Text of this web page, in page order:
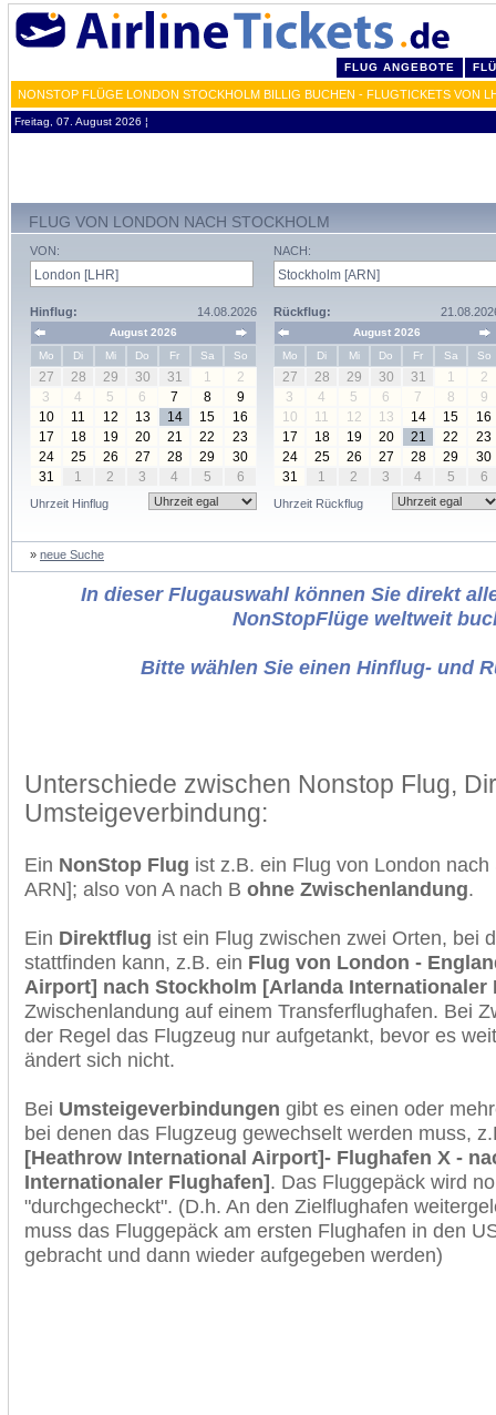
FLUG ANGEBOTE
NONSTOP FLÜGE LONDON STOCKHOLM BILLIG BUCHEN - FLUGTICKETS VON
Freitag, 07. August 2026 ¦
FLUG VON LONDON NACH STOCKHOLM
VON:
Hinflug: 14.08.2026
August 2026
Mo
Di Mi Do Fr Sa So
27 28 29 30 31 1
2
3
4 5 6 7 8
9
10
11 12 13 14 15
16
17
18 19 20 21 22
23
24
25 26 27 28 29
30
31
1 2 3 4 5 6
Uhrzeit Hinflug
NACH:
Rückflug:
August 2026
Mo
Di Mi Do Fr Sa So
27 28 29 30 31 1
2
3
4 5 6 7 8
9
10
11 12 13 14 15
16
17
18 19 20 21 22
23
24
25 26 27 28 29
30
31
1 2 3 4 5 6
Uhrzeit Rückflug
» neue Suche
In dieser Flugauswahl können Sie direkt
NonStopFlüge weltweit
Bitte wählen Sie einen Hinflug- und
Unterschiede zwischen Nonstop Flug,
Umsteigeverbindung:
Ein NonStop Flug ist z.B. ein Flug von London
ARN]; also von A nach B ohne Zwischenlandung.
Ein Direktflug ist ein Flug zwischen zwei Orten, bei
stattfinden kann, z.B. ein Flug von London -
Airport] nach Stockholm [Arlanda Internationaler
Zwischenlandung auf einem Transferflughafen. Bei
der Regel das Flugzeug nur aufgetankt, bevor es
ändert sich nicht.
Bei Umsteigeverbindungen gibt es einen oder
bei denen das Flugzeug gewechselt werden muss,
[Heathrow International Airport]- Flughafen X -
Internationaler Flughafen]. Das Fluggepäck wird
"durchgecheckt". (D.h. An den Zielflughafen
muss das Fluggepäck am ersten Flughafen in den
gebracht und dann wieder aufgegeben werden)